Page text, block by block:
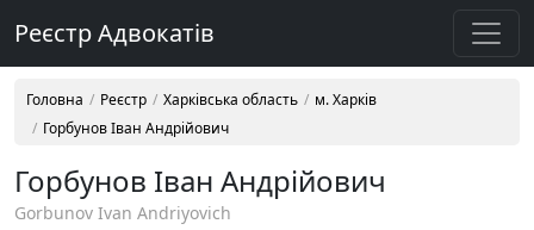
Реєстр Адвокатів
Головна Реєстр Харківська область
м. Харків
Горбунов Іван Андрійович
Горбунов Іван Андрійович
Gorbunov Ivan Andriyovich